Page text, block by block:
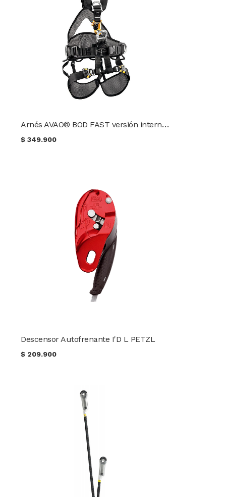
Arnés AVAO® BOD FAST versión internacional PETZL
$349.900
Descensor Autofrenante I'D L PETZL
$ 209.900